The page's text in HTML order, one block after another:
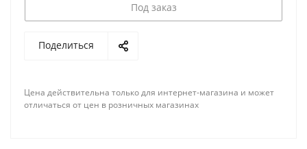
Под заказ
Поделиться
Цена действительна только для интернет-магазина и может
отличаться от цен в розничных магазинах